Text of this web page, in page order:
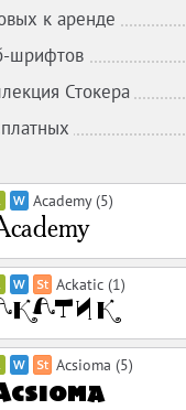
к аренде
шрифтов
Стокера
Academy (5)
Ackatic (1)
Acsioma (5)